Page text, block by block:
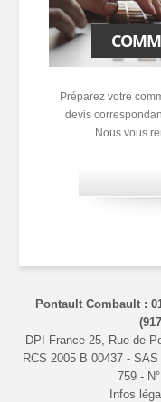
Préparez votre
devis
Nous vous
Pontault Combault :
DPI France 25, Rue de
RCS 2005 B 00437 -
759 -
Infos